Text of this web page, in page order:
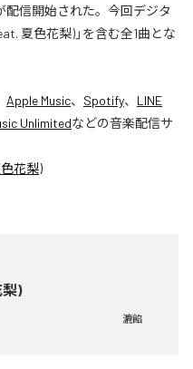
配信開始された。今回デジタ
夏色花梨)」を含む全1曲とな
Apple Music、 Spotify、 LINE
Unlimitedなどの音楽配信サ
花梨)
)
漉餡